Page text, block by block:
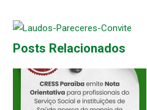
Posts Relacionados